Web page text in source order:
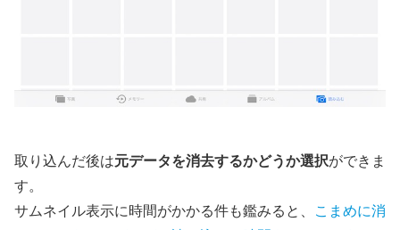
取り込んだ後は元データを消去するかどうか選択ができま
す。
サムネイル表示に時間がかかる件も鑑みると、
こまめに消